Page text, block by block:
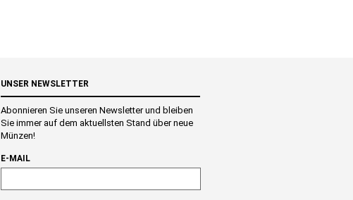
UNSER NEWSLETTER
Abonnieren Sie unseren Newsletter und bleiben
Sie immer auf dem aktuellsten Stand über neue
Münzen!
E-MAIL